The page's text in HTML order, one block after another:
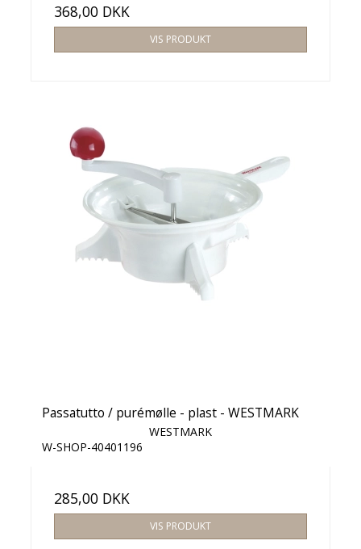
368,00 DKK
VIS PRODUKT
Passatutto / purémølle - plast - WESTMARK
WESTMARK
W-SHOP-40401196
285,00 DKK
VIS PRODUKT